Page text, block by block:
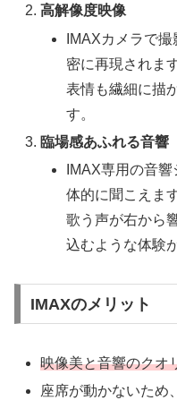
高解像度映像
IMAXカメラで
密に再現されま
表情も繊細に描
す。
臨場感あふれる音響
IMAX専用の音
体的に聞こえま
歌う声が右から
込むような体験
IMAXのメリット
映像美と音響のクオ
座席が動かないため